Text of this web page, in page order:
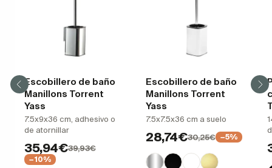
Escobillero de baño
Manillons Torrent
Yass
7.5x9x36 cm, adhesivo o
de atornillar
35,94€39,93€
−10%
Escobillero de baño
Manillons Torrent
Yass
7.5x7.5x36 cm a suelo
28,74€30,25€ −5%